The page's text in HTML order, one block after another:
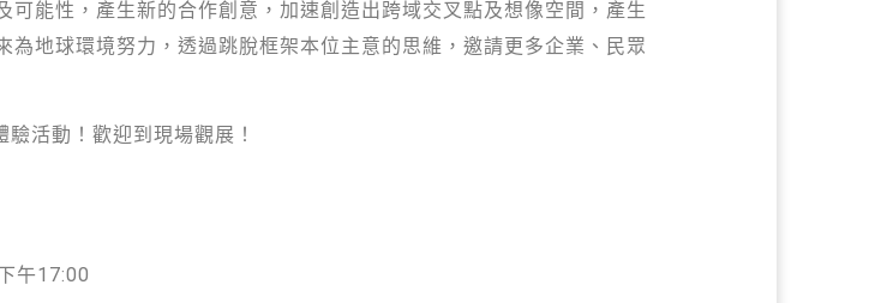
能性，產生新的合作創意，加速創造出跨域交叉點及想像空間，產生
地球環境努力，透過跳脫框架本位主意的思維，邀請更多企業、民眾
活動！歡迎到現場觀展！
午17:00